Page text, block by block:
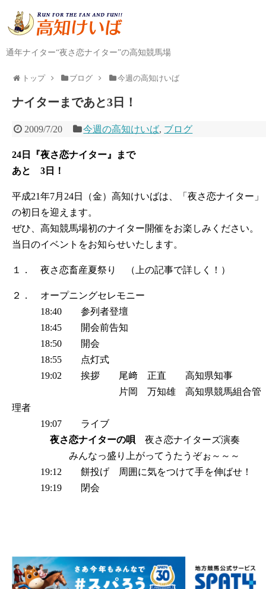
通年ナイター“夜さ恋ナイター”の高知競馬場
トップ ブログ 今週の高知けいば
ナイターまであと3日！
2009/7/20 今週の高知けいば, ブログ
24日『夜さ恋ナイター』まで
あと 3日！
平成21年7月24日（金）高知けいばは、「夜さ恋ナイター」
の初日を迎えます。
ぜひ、高知競馬場初のナイター開催をお楽しみください。
当日のイベントをお知らせいたします。
１． 夜さ恋畜産夏祭り （上の記事で詳しく！）
２． オープニングセレモニー
18:40 参列者登壇
18:45 開会前告知
18:50 開会
18:55 点灯式
19:02 挨拶 尾﨑 正直 高知県知事
片岡 万知雄 高知県競馬組合管
理者
19:07 ライブ
夜さ恋ナイターの唄 夜さ恋ナイターズ演奏
みんなっ盛り上がってうたうぞぉ～～～
19:12 餅投げ 周囲に気をつけて手を伸ばせ！
19:19 閉会